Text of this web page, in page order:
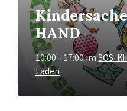
HAND
10:00 - 17:00imSOS-
Laden